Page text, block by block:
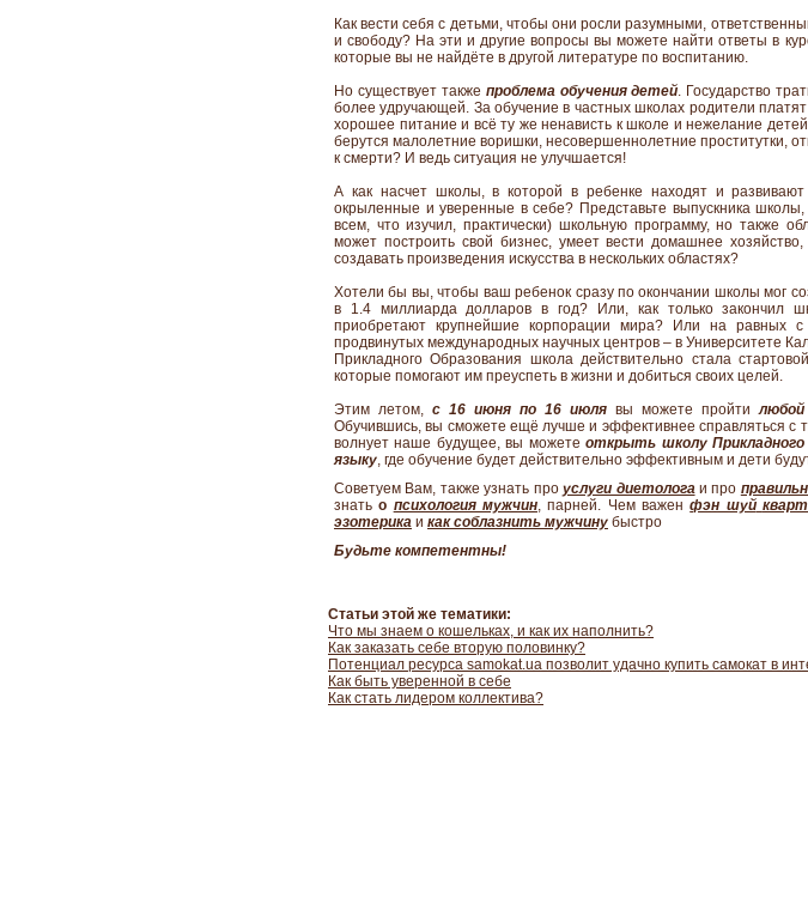
Как вести себя с детьми, чтобы они росли разумными,
и свободу? На эти и другие вопросы вы можете найти ответы в
которые вы не найдёте в другой литературе по воспитанию.
Но существует также проблема обучения детей. Государство
более удручающей. За обучение в частных школах родители
хорошее питание и всё ту же ненависть к школе и нежелание
берутся малолетние воришки, несовершеннолетние проститутки,
к смерти? И ведь ситуация не улучшается!
А как насчет школы, в которой в ребенке находят и
окрыленные и уверенные в себе? Представьте выпускника
всем, что изучил, практически) школьную программу, но также
может построить свой бизнес, умеет вести домашнее
создавать произведения искусства в нескольких областях?
Хотели бы вы, чтобы ваш ребенок сразу по окончании школы мог
в 1.4 миллиарда долларов в год? Или, как только закончил
приобретают крупнейшие корпорации мира? Или на равных
продвинутых международных научных центров – в Университете
Прикладного Образования школа действительно стала
которые помогают им преуспеть в жизни и добиться своих целей.
Этим летом, с 16 июня по 16 июля вы можете пройти
Обучившись, вы сможете ещё лучше и эффективнее справляться
волнует наше будущее, вы можетеоткрыть школу Прикладного
языку, где обучение будет действительно эффективным и дети
Советуем Вам, также узнать проуслуги диетолога и про
знать о психология мужчин, парней. Чем важенфэн шуй
эзотерика и как соблазнить мужчину быстро
Будьте компетентны!
Статьи этой же тематики:
Что мы знаем о кошельках, и как их наполнить?
Как заказать себе вторую половинку?
Потенциал ресурса samokat.ua позволит удачно купить самокат в
Как быть уверенной в себе
Как стать лидером коллектива?